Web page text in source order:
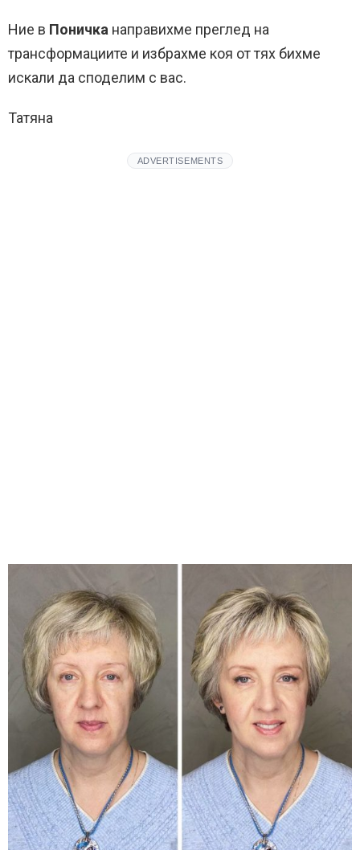
Ние в Поничка направихме преглед на
трансформациите и избрахме коя от тях бихме
искали да споделим с вас.
Татяна
ADVERTISEMENTS